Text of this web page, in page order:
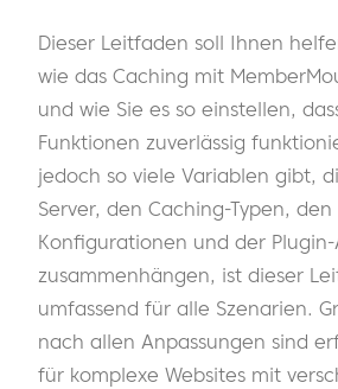
Dieser Leitfaden soll Ihnen
wie das Caching mit
und wie Sie es so einstellen,
Funktionen zuverlässig
jedoch so viele Variablen gibt,
Server, den Caching-Typen, den
Konfigurationen und der Plugin-
zusammenhängen, ist dieser
umfassend für alle Szenarien.
nach allen Anpassungen sind
für komplexe Websites mit